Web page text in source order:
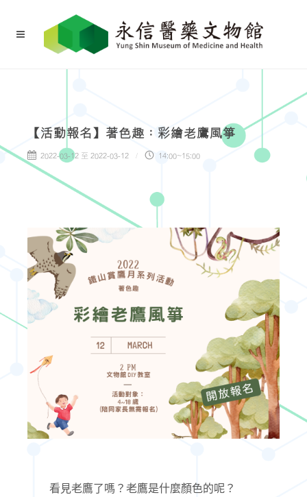
【活動報名】著色趣：彩繪老鷹風箏
2022-03-12 至 2022-03-12 14:00~15:00
看見老鷹了嗎？老鷹是什麼顏色的呢？